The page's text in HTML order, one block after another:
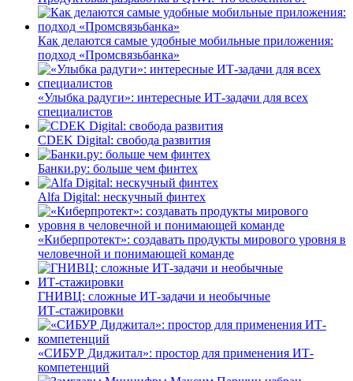
Как делаются самые удобные мобильные приложения:
подход «Промсвязьбанка»
«Улыбка радуги»: интересные ИТ-задачи для всех
специалистов
CDEK Digital: свобода развития
Банки.ру: больше чем финтех
Alfa Digital: нескучный финтех
«Киберпротект»: создавать продукты мирового уровня в
человечной и понимающей команде
ГНИВЦ: сложные ИТ‑задачи и необычные
ИТ‑стажировки
«СИБУР Диджитал»: простор для применения ИТ-
компетенций